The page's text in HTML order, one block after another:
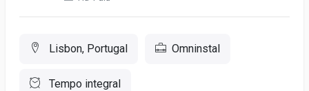
Lisbon, Portugal Omninstal
Tempo integral